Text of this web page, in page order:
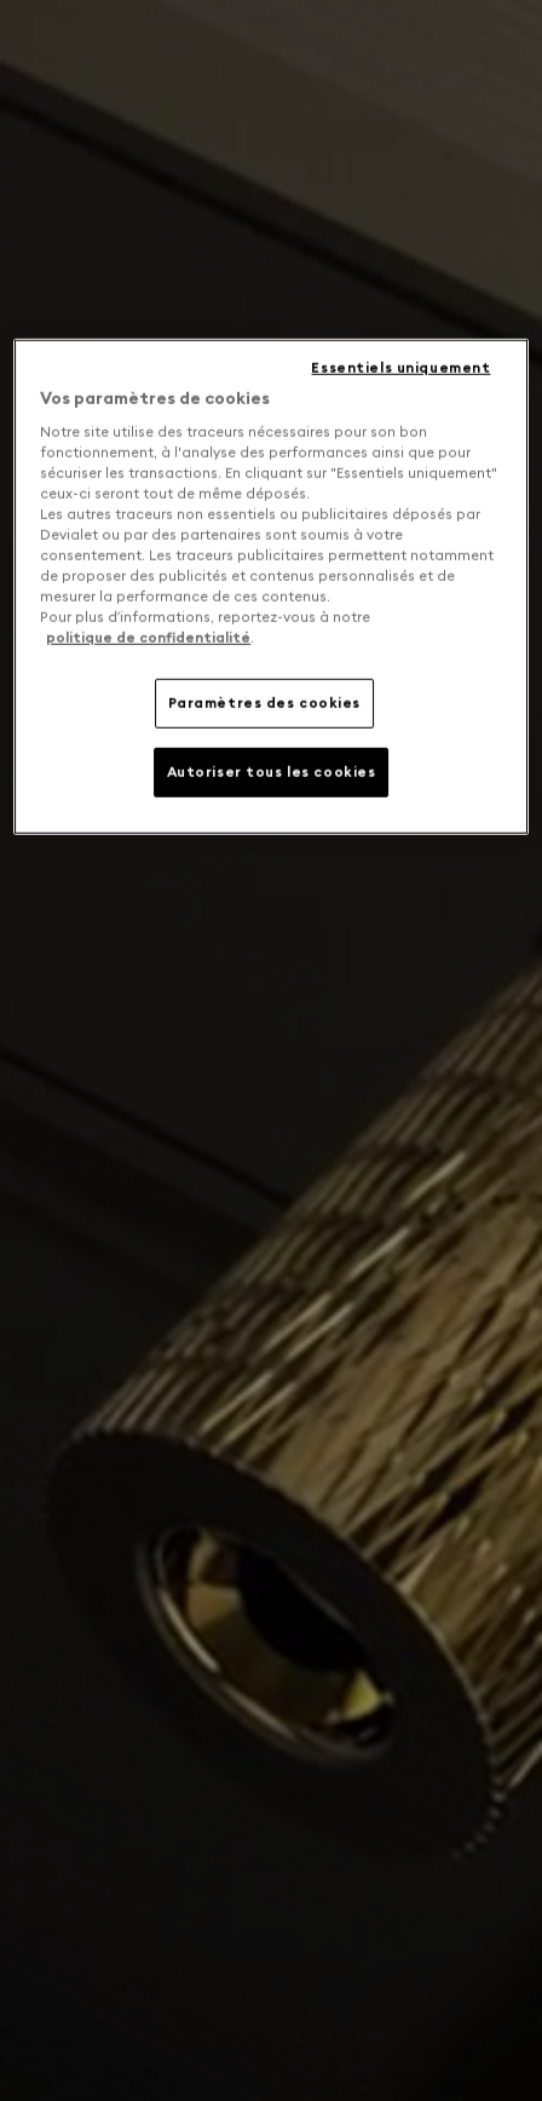
Vos paramètres de cookies
Notre site utilise des traceurs nécessaires pour son bon
fonctionnement, à l'analyse des performances ainsi que pour
sécuriser les transactions. En cliquant sur "Essentiels uniquement"
ceux-ci seront tout de même déposés.
Les autres traceurs non essentiels ou publicitaires déposés par
Devialet ou par des partenaires sont soumis à votre
consentement. Les traceurs publicitaires permettent notamment
de proposer des publicités et contenus personnalisés et de
mesurer la performance de ces contenus.
Pour plus d’informations, reportez-vous à notre
politique de confidentialité.
Paramètres des cookies
Essentiels uniquement
Autoriser tous les cookies